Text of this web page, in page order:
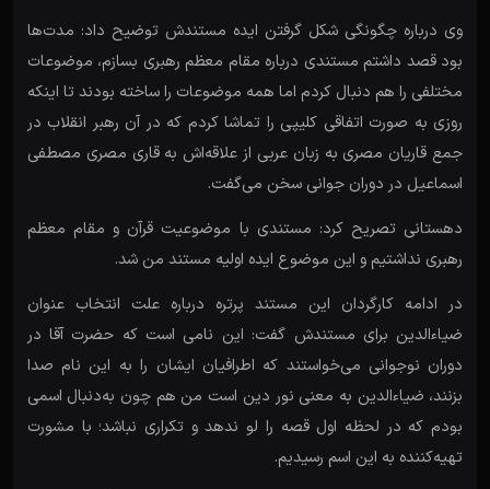
وی درباره چگونگی شکل گرفتن ایده مستندش توضیح داد: مدت‌ها
بود قصد داشتم مستندی درباره مقام معظم رهبری بسازم، موضوعات
مختلفی را هم دنبال کردم اما همه موضوعات را ساخته بودند تا اینکه
روزی به صورت اتفاقی کلیپی را تماشا کردم که در آن رهبر انقلاب در
جمع قاریان مصری به زبان عربی از علاقه‌اش به قاری مصری مصطفی
اسماعیل در دوران جوانی‌ سخن می‌گفت.
دهستانی تصریح کرد: مستندی با موضوعیت قرآن و مقام معظم
رهبری نداشتیم و این موضوع ایده اولیه مستند من شد.
در ادامه کارگردان این مستند پرتره درباره علت انتخاب عنوان
ضیاءالدین برای مستندش گفت: این نامی است که حضرت آقا در
دوران نوجوانی می‌خواستند که اطرافیان ایشان را به این نام صدا
بزنند، ضیاءالدین به معنی نور دین است من هم چون به‌دنبال اسمی
بودم که در لحظه اول قصه را لو ندهد و تکراری نباشد؛ با مشورت
تهیه‌کننده به این اسم رسیدیم.